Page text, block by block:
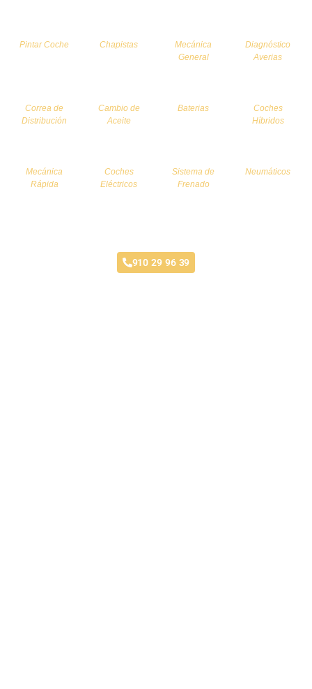
Pintar Coche Chapistas
Mecánica
General
Diagnóstico
Averias
Correa de
Distribución
Cambio de
Aceite
Baterias
Coches
Híbridos
Mecánica
Rápida
Coches
Eléctricos
Sistema de
Frenado
Neumáticos
910 29 96 39